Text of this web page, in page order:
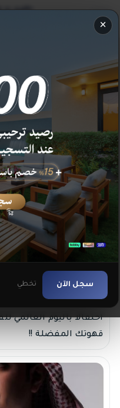
×
تخطي سجل الآن
قصص ونصائح وأخبار
احتفالا باليوم العالمي
المفضلة !!
انالة October 01, 2023
احتفالا باليوم
قهوتك المفضلة !!